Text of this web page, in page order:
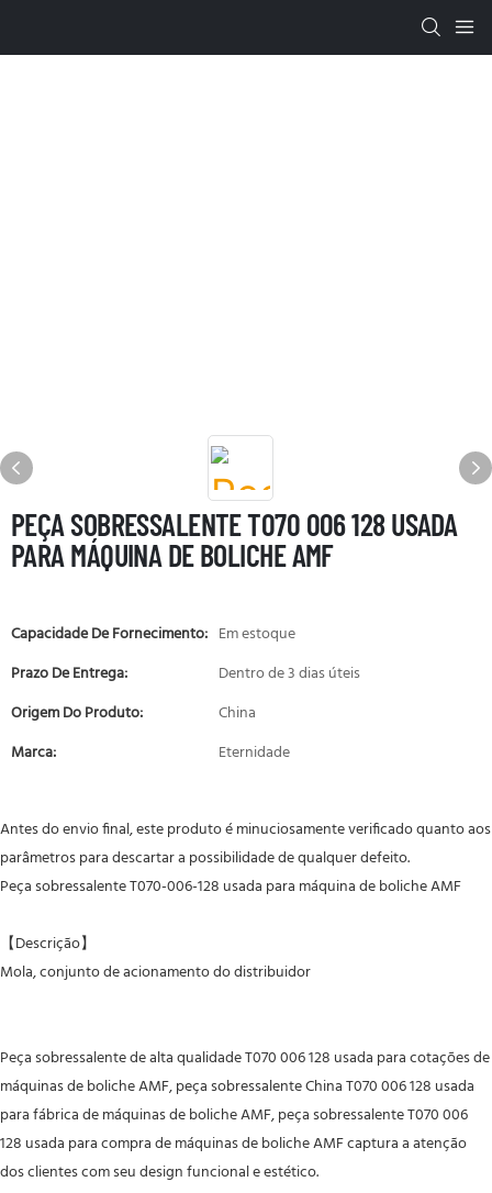
PEÇA SOBRESSALENTE T070 006 128 USADA
PARA MÁQUINA DE BOLICHE AMF
Capacidade De Fornecimento: Em estoque
Prazo De Entrega:
Dentro de 3 dias úteis
Origem Do Produto:
China
Marca:
Eternidade
Antes do envio final, este produto é minuciosamente verificado quanto aos
parâmetros para descartar a possibilidade de qualquer defeito.
Peça sobressalente T070-006-128 usada para máquina de boliche AMF
【Descrição】
Mola, conjunto de acionamento do distribuidor
Peça sobressalente de alta qualidade T070 006 128 usada para cotações de
máquinas de boliche AMF, peça sobressalente China T070 006 128 usada
para fábrica de máquinas de boliche AMF, peça sobressalente T070 006
128 usada para compra de máquinas de boliche AMF captura a atenção
dos clientes com seu design funcional e estético.